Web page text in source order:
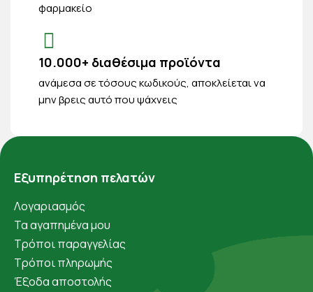
φαρμακείο
10.000+ διαθέσιμα προϊόντα
ανάμεσα σε τόσους κωδικούς, αποκλείεται να
μην βρεις αυτό που ψάχνεις
Εξυπηρέτηση πελατών
Λογαριασμός
Τα αγαπημένα μου
Τρόποι παραγγελίας
Τρόποι πληρωμής
Έξοδα αποστολής